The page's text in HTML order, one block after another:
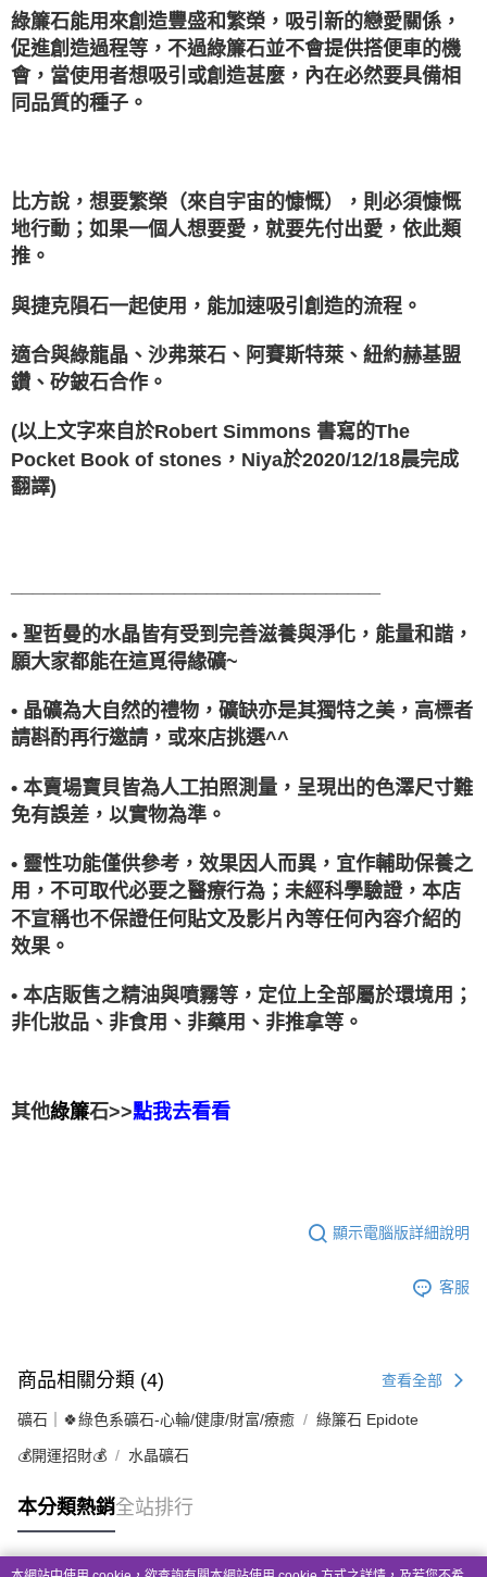
綠簾石能用來創造豐盛和繁榮，吸引新的戀愛關係，
促進創造過程等，不過綠簾石並不會提供搭便車的機
會，當使用者想吸引或創造甚麼，內在必然要具備相
同品質的種子。
比方說，想要繁榮（來自宇宙的慷慨），則必須慷慨
地行動；如果一個人想要愛，就要先付出愛，依此類
推。
與捷克隕石一起使用，能加速吸引創造的流程。
適合與綠龍晶、沙弗萊石、阿賽斯特萊、紐約赫基盟
鑽、矽鈹石合作。
(以上文字來自於Robert Simmons 書寫的The
Pocket Book of stones，Niya於2020/12/18晨完成
翻譯)
• 聖哲曼的水晶皆有受到完善滋養與淨化，能量和諧，
願大家都能在這覓得緣礦~
• 晶礦為大自然的禮物，礦缺亦是其獨特之美，高標者
請斟酌再行邀請，或來店挑選^^
• 本賣場寶貝皆為人工拍照測量，呈現出的色澤尺寸難
免有誤差，以實物為準。
• 靈性功能僅供參考，效果因人而異，宜作輔助保養之
用，不可取代必要之醫療行為；未經科學驗證，本店
不宣稱也不保證任何貼文及影片內等任何內容介紹的
效果。
• 本店販售之精油與噴霧等，定位上全部屬於環境用；
非化妝品、非食用、非藥用、非推拿等。
其他綠簾石>>點我去看看
顯示電腦版詳細說明
客服
商品相關分類 (4) 查看全部
礦石｜🍀綠色系礦石-心輪/健康/財富/療癒 綠簾石 Epidote
💰開運招財💰 水晶礦石
本分類熱銷全站排行